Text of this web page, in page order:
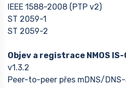
IEEE 1588-2008 (PTP v2)
ST 2059-1
ST 2059-2
Objev a registrace NMOS
v1.3.2
Peer-to-peer přes mDNS/DNS-